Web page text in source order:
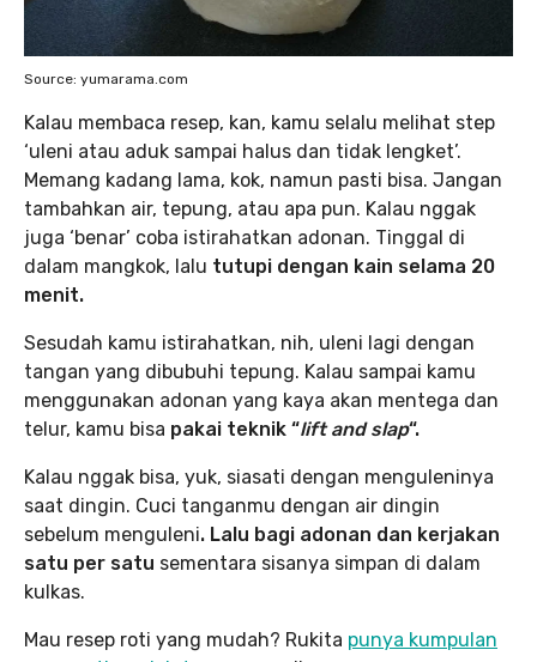
Source: yumarama.com
Kalau membaca resep, kan, kamu selalu melihat step
‘uleni atau aduk sampai halus dan tidak lengket’.
Memang kadang lama, kok, namun pasti bisa. Jangan
tambahkan air, tepung, atau apa pun. Kalau nggak
juga ‘benar’ coba istirahatkan adonan. Tinggal di
dalam mangkok, lalu tutupi dengan kain selama 20
menit.
Sesudah kamu istirahatkan, nih, uleni lagi dengan
tangan yang dibubuhi tepung. Kalau sampai kamu
menggunakan adonan yang kaya akan mentega dan
telur, kamu bisa pakai teknik “lift and slap“.
Kalau nggak bisa, yuk, siasati dengan menguleninya
saat dingin. Cuci tanganmu dengan air dingin
sebelum menguleni. Lalu bagi adonan dan kerjakan
satu per satu sementara sisanya simpan di dalam
kulkas.
Mau resep roti yang mudah? Rukita punya kumpulan